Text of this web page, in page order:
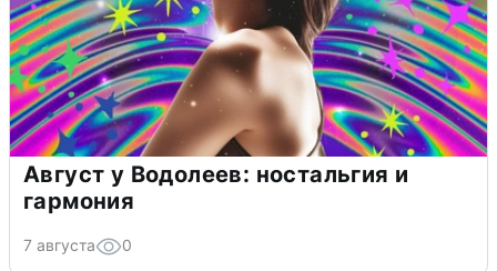
Август у Водолеев: ностальгия и
гармония
7 августа 0